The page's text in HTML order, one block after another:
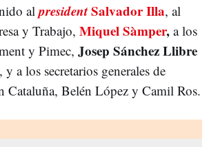
al presidentSalvador Illa, al
y Trabajo, Miquel Sàmper, a los
y Pimec, Josep Sánchez Llibre
, y a los secretarios generales de
Cataluña, Belén López y Camil Ros.